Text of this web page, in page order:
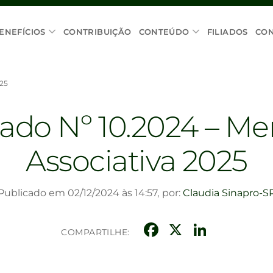
CONTRIBUIÇÃO CONTEÚDO FILIADOS
Nº 10.2024 –
Associativa 2025
em 02/12/2024 às 14:57, por: Claudia Sinapro-
COMPARTILHE: Facebook
X